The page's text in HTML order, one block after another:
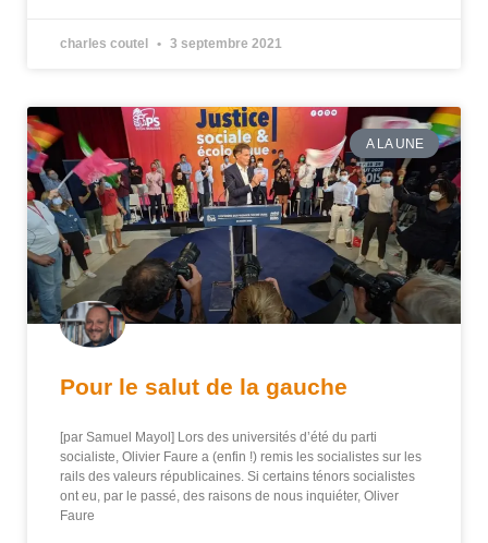
charles coutel 3 septembre 2021
A LA UNE
Pour le salut de la gauche
[par Samuel Mayol] Lors des universités d’été du parti
socialiste, Olivier Faure a (enfin !) remis les socialistes sur les
rails des valeurs républicaines. Si certains ténors socialistes
ont eu, par le passé, des raisons de nous inquiéter, Oliver
Faure